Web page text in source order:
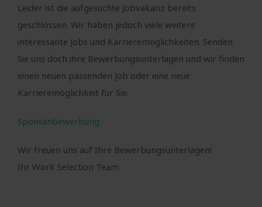
Leider ist die aufgesuchte Jobvakanz bereits
geschlossen. Wir haben jedoch viele weitere
interessante Jobs und Karrieremöglichkeiten. Senden
Sie uns doch ihre Bewerbungsunterlagen und wir finden
einen neuen passenden Job oder eine neue
Karrieremöglichkeit für Sie.
Spontanbewerbung
Wir freuen uns auf Ihre Bewerbungsunterlagen!
Ihr Work Selection Team